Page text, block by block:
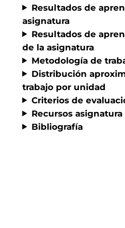
Resultados de
asignatura
Resultados de
de la asignatura
Metodología de
Distribución
trabajo por unidad
Criterios de
Recursos asignatura
Bibliografía